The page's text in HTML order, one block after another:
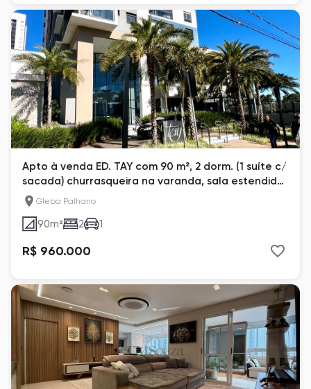
Apto à venda ED. TAY com 90 m², 2 dorm. (1 suíte c/
sacada) churrasqueira na varanda, sala estendida,
na Gleba Palhano, Londrina-Pr
Gleba Palhano
90m² 2 1
R$ 960.000